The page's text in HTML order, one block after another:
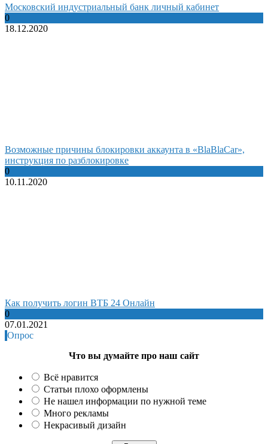
Московский индустриальный банк личный кабинет
0
18.12.2020
Возможные причины блокировки аккаунта в «BlaBlaCar»,
инструкция по разблокировке
0
10.11.2020
Как получить логин ВТБ 24 Онлайн
0
07.01.2021
Опрос
Что вы думайте про наш сайт
Всё нравится
Статьи плохо оформлены
Не нашел информации по нужной теме
Много рекламы
Некрасивый дизайн